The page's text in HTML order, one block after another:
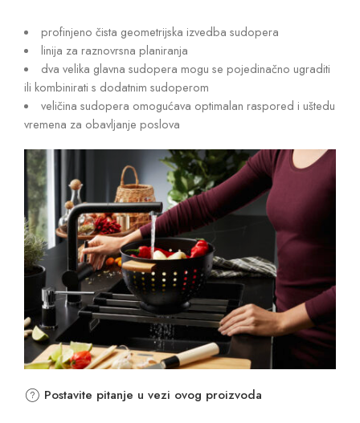
profinjeno čista geometrijska izvedba sudopera
linija za raznovrsna planiranja
dva velika glavna sudopera mogu se pojedinačno ugraditi
ili kombinirati s dodatnim sudoperom
veličina sudopera omogućava optimalan raspored i uštedu
vremena za obavljanje poslova
Postavite pitanje u vezi ovog proizvoda